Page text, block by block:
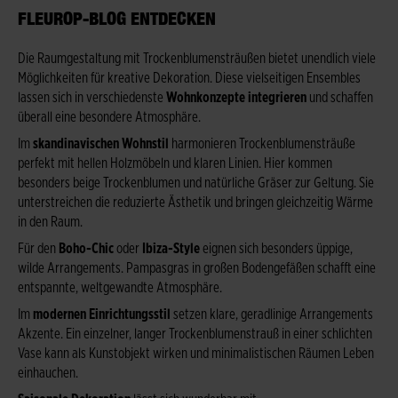
LEUROP-BLOG ENTDECKEN
Die Raumgestaltung mit Trockenblumensträußen bietet unendlich viele
Möglichkeiten für kreative Dekoration. Diese vielseitigen Ensembles
lassen sich in verschiedenste Wohnkonzepte integrieren und schaffen
überall eine besondere Atmosphäre.
Im skandinavischen Wohnstil
harmonieren Trockenblumensträuße
perfekt mit hellen Holzmöbeln und klaren Linien. Hier kommen
besonders beige Trockenblumen und natürliche Gräser zur Geltung. Sie
unterstreichen die reduzierte Ästhetik und bringen gleichzeitig Wärme
in den Raum.
Für den Boho-Chicoder Ibiza-Styleeignen sich besonders üppige,
wilde Arrangements. Pampasgras in großen Bodengefäßen schafft eine
entspannte, weltgewandte Atmosphäre.
Im modernen Einrichtungsstil setzen klare, geradlinige Arrangements
Akzente. Ein einzelner, langer Trockenblumenstrauß in einer schlichten
Vase kann als Kunstobjekt wirken und minimalistischen Räumen Leben
einhauchen.